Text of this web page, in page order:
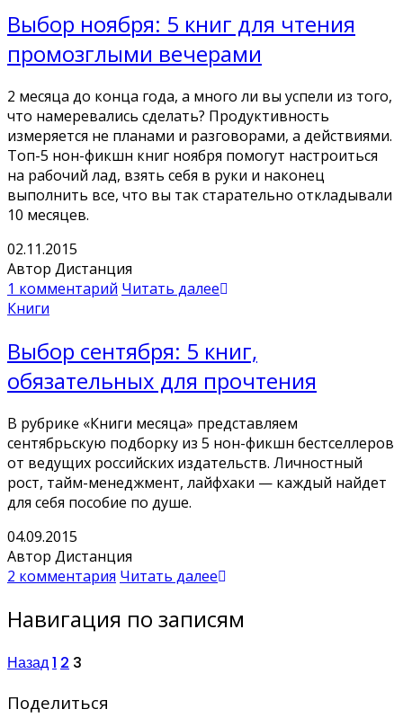
Выбор ноября: 5 книг для чтения
промозглыми вечерами
2 месяца до конца года, а много ли вы успели из того,
что намеревались сделать? Продуктивность
измеряется не планами и разговорами, а действиями.
Топ-5 нон-фикшн книг ноября помогут настроиться
на рабочий лад, взять себя в руки и наконец
выполнить все, что вы так старательно откладывали
10 месяцев.
02.11.2015
Автор Дистанция
1 комментарий Читать далее
Книги
Выбор сентября: 5 книг,
обязательных для прочтения
В рубрике «Книги месяца» представляем
сентябрьскую подборку из 5 нон-фикшн бестселлеров
от ведущих российских издательств. Личностный
рост, тайм-менеджмент, лайфхаки — каждый найдет
для себя пособие по душе.
04.09.2015
Автор Дистанция
2 комментария Читать далее
Навигация по записям
Назад1 2 3
Поделиться